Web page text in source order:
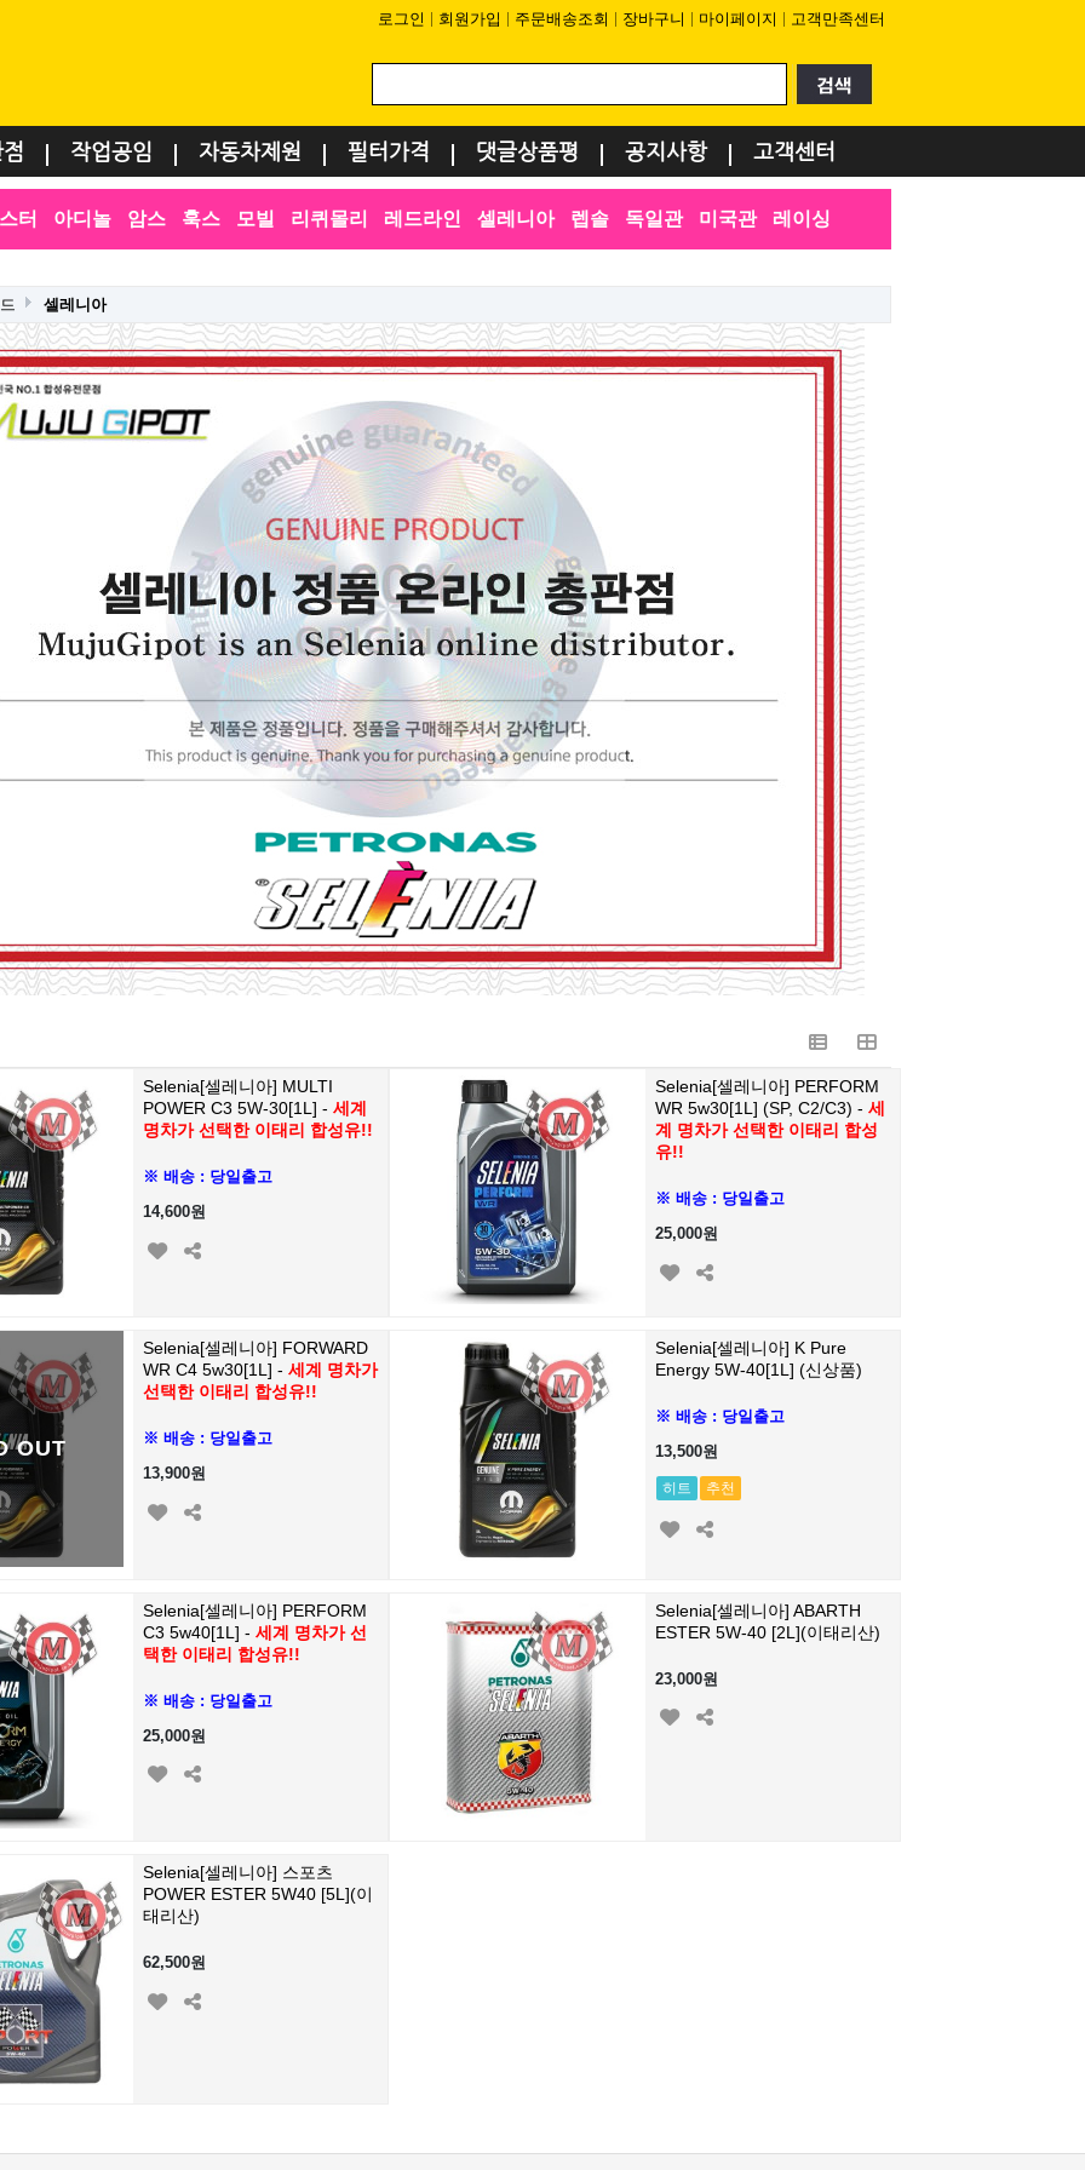
로그인 회원가입 주문배송조회 장바구니 마이페이지 고객만족센터
작업공임 자동차제원 필터가격 댓글상품평 공지사항 고객센터
터 아디놀 암스 훅스 모빌 리퀴몰리 레드라인 셀레니아 렙솔 독일관 미국관 레이싱
셀레니아
Selenia[셀레니아] MULTI
POWER C3 5W-30[1L] - 세계
명차가 선택한 이태리 합성유!!
※ 배송 : 당일출고
14,600원
Selenia[셀레니아] PERFORM
WR 5w30[1L] (SP, C2/C3) - 세
계 명차가 선택한 이태리 합성
유!!
※ 배송 : 당일출고
25,000원
OUT
Selenia[셀레니아] FORWARD
WR C4 5w30[1L] - 세계 명차가
선택한 이태리 합성유!!
※ 배송 : 당일출고
13,900원
Selenia[셀레니아] K Pure
Energy 5W-40[1L] (신상품)
※ 배송 : 당일출고
13,500원
히트 추천
Selenia[셀레니아] PERFORM
C3 5w40[1L] - 세계 명차가 선
택한 이태리 합성유!!
※ 배송 : 당일출고
25,000원
Selenia[셀레니아] ABARTH
ESTER 5W-40 [2L](이태리산)
23,000원
Selenia[셀레니아] 스포츠
POWER ESTER 5W40 [5L](이
태리산)
62,500원